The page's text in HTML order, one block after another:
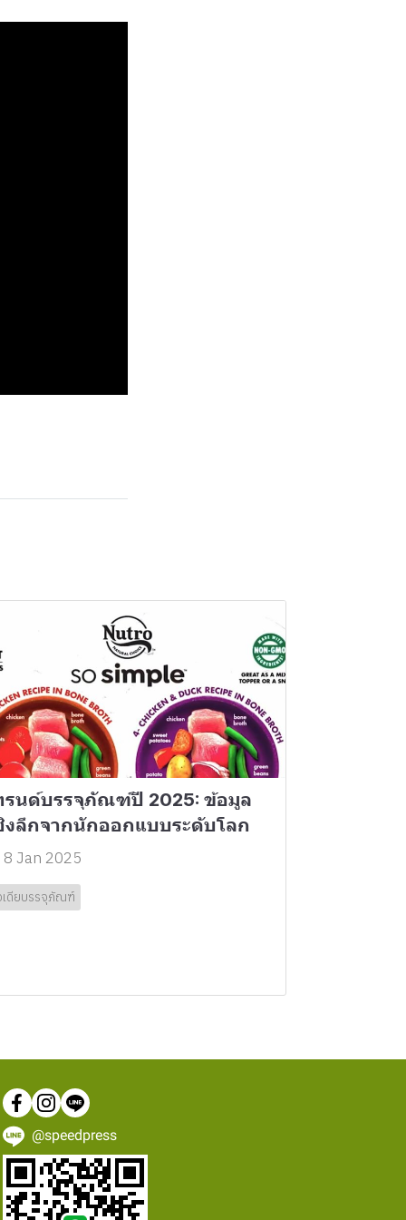
รนด์บรรจุภัณฑ์ปี 2025: ข้อมูล
งลึกจากนักออกแบบระดับโลก
8 Jan 2025
เดียบรรจุภัณฑ์
@speedpress